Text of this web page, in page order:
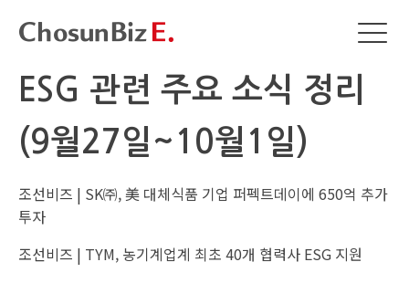
ESG 관련 주요 소식 정리
(9월27일~10월1일)
조선비즈 | SK㈜, 美 대체식품 기업 퍼펙트데이에 650억 추가
투자
조선비즈 | TYM, 농기계업계 최초 40개 협력사 ESG 지원